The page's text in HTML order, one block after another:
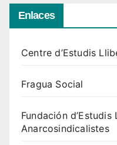
Enlaces
Centre d’Estudis
Fragua Social
Fundación
Anarcosindicalistes